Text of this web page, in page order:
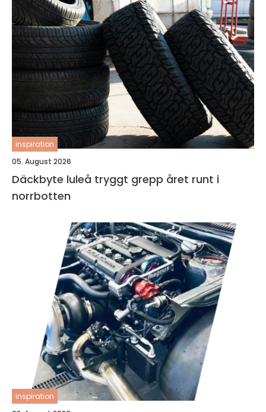
inspiration
05. August 2026
Däckbyte luleå tryggt grepp året runt i
norrbotten
inspiration